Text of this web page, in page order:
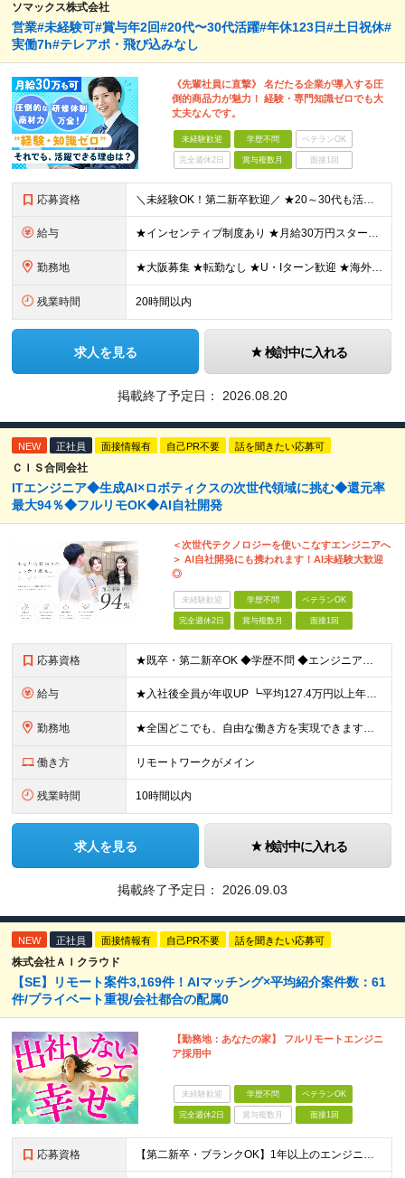
ソマックス株式会社
営業#未経験可#賞与年2回#20代〜30代活躍#年休123日#土日祝休#
実働7h#テレアポ・飛び込みなし
《先輩社員に直撃》 名だたる企業が導入する圧
倒的商品力が魅力！ 経験・専門知識ゼロでも大
丈夫なんです。
未経験歓迎 学歴不問 ベテランOK
完全週休2日 賞与複数月 面接1回
応募資格 ＼未経験OK！第二新卒歓迎／ ★20～30代も活躍中です！ ◆学歴不問 ◆普通自動車の運転免許をお持ちの方（AT可） ＼未経験スタートでも安心！／ 業界トップクラスの実績と信頼を誇ることから お客
給与 ★インセンティブ制度あり ★月給30万円スタートも可 月給23万円～30万円＋諸手当＋賞与 ※経験・スキルを考慮の上、決定します ※試用期間6ヶ月間あり（期間中の条件に差異はありません） ※残業代
勤務地 ★大阪募集 ★転勤なし ★U・Iターン歓迎 ★海外出張もあり ※本人の希望を最大限に考慮 ┗韓国やタイ、マレーシア、アメリカなどなど…様々な国に行けるチャンス！ 【本社】 大阪府大阪市東成区玉津1丁
残業時間 20時間以内
求人を見る 検討中に入れる
掲載終了予定日： 2026.08.20
NEW 正社員 面接情報有 自己PR不要 話を聞きたい応募可
ＣＩＳ合同会社
ITエンジニア◆生成AI×ロボティクスの次世代領域に挑む◆還元率
最大94％◆フルリモOK◆AI自社開発
＜次世代テクノロジーを使いこなすエンジニアへ
＞ AI自社開発にも携われます！AI未経験大歓迎
◎
未経験歓迎 学歴不問 ベテランOK
完全週休2日 賞与複数月 面接1回
応募資格 ★既卒・第二新卒OK ◆学歴不問 ◆エンジニアとしての何かしらの実務経験が1年以上ある方 ※AI未経験者大歓迎 ★意欲重視の採用です！ 「経歴に自信がない」という方も、"今後挑戦したいこと""スキル
給与 ★入社後全員が年収UP ┗平均127.4万円以上年収UP！ ┗最大390万円UPの実績もあり 月給35万円～100万円＋決算賞与＋各種手当 【 給与イメージ 】 ■経験1年以上…月給35万円～＋決
勤務地 ★全国どこでも、自由な働き方を実現できます！ 全国のプロジェクト先やフルリモート環境での勤務も可能です。 ＼自由度の高い働き方、叶えます／ □フルリモートで働きたい □ハイブリットに働きたい □家庭
働き方 リモートワークがメイン
残業時間 10時間以内
求人を見る 検討中に入れる
掲載終了予定日： 2026.09.03
NEW 正社員 面接情報有 自己PR不要 話を聞きたい応募可
株式会社ＡＩクラウド
【SE】リモート案件3,169件！AIマッチング×平均紹介案件数：61
件/プライベート重視/会社都合の配属0
【勤務地：あなたの家】 フルリモートエンジニ
ア採用中
未経験歓迎 学歴不問 ベテランOK
完全週休2日 賞与複数月 面接1回
応募資格 【第二新卒・ブランクOK】1年以上のエンジニア経験がある方(開発・インフラ・工程・言語一切不問） 文理・学歴不問 【歓迎条件】 ◆AI・クラウド案件に参画したい方 ◆下流工程から上流工程へステップア